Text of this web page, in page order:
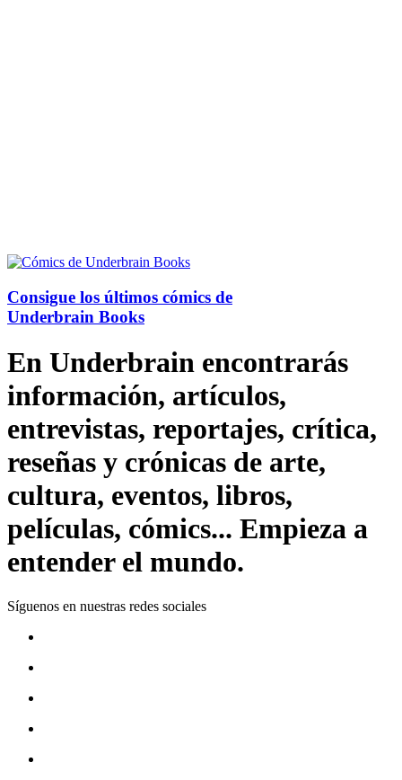
Consigue los últimos cómics de
Underbrain Books
En Underbrain encontrarás
información, artículos,
entrevistas, reportajes, crítica,
reseñas y crónicas de arte,
cultura, eventos, libros,
películas, cómics... Empieza a
entender el mundo.
Síguenos en nuestras redes sociales